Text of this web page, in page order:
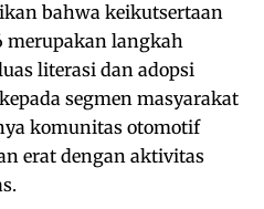
bahwa keikutsertaan
merupakan langkah
literasi dan adopsi
segmen masyarakat
komunitas otomotif
erat dengan aktivitas